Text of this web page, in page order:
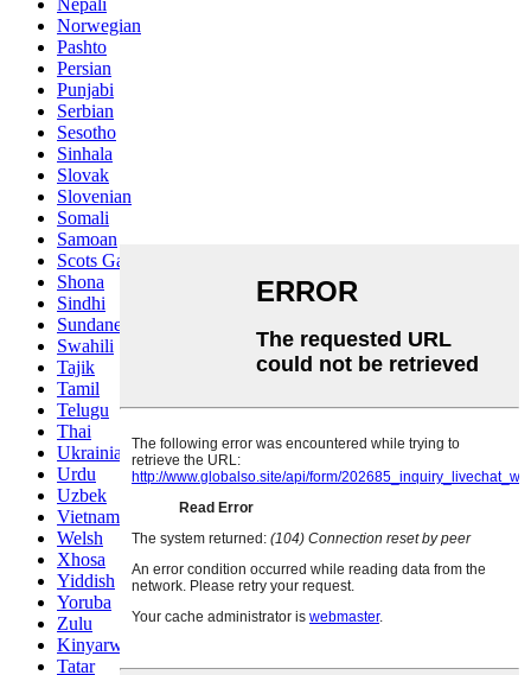
Nepali
Norwegian
Pashto
Persian
Punjabi
Serbian
Sesotho
Sinhala
Slovak
Slovenian
Somali
Samoan
Scots Gaelic
Shona
Sindhi
Sundanese
Swahili
Tajik
Tamil
Telugu
Thai
Ukrainian
Urdu
Uzbek
Vietnamese
Welsh
Xhosa
Yiddish
Yoruba
Zulu
Kinyarwanda
Tatar